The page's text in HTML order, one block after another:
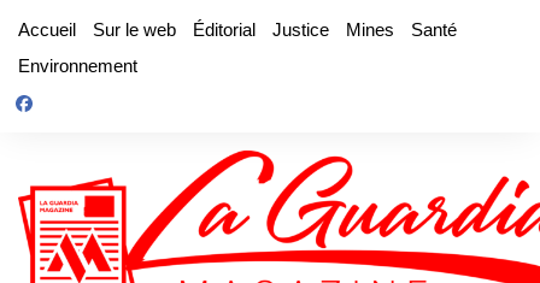
contenu
Accueil Sur le web Éditorial Justice Mines
Santé
Environnement